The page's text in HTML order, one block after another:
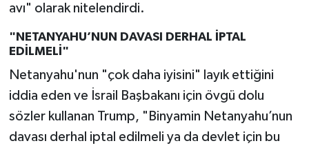
avı" olarak nitelendirdi.
"NETANYAHU’NUN DAVASI DERHAL İPTAL
EDİLMELİ"
Netanyahu'nun "çok daha iyisini" layık ettiğini
iddia eden ve İsrail Başbakanı için övgü dolu
sözler kullanan Trump, "Binyamin Netanyahu’nun
davası derhal iptal edilmeli ya da devlet için bu